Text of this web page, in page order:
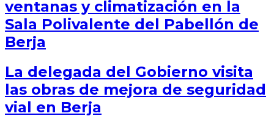
ventanas y climatización en la
Sala Polivalente del Pabellón de
Berja
La delegada del Gobierno visita
las obras de mejora de seguridad
vial en Berja